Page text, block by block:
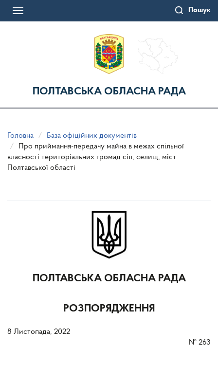
Пошук
Toggle
ПОЛТАВСЬКА ОБЛАСНА РАДА
Головна
База офіційних документів
Про приймання-передачу майна в межах спільної
власності територіальних громад сіл, селищ, міст
Полтавської області
ПОЛТАВСЬКА ОБЛАСНА РАДА
РОЗПОРЯДЖЕННЯ
8 Листопада, 2022
№ 263